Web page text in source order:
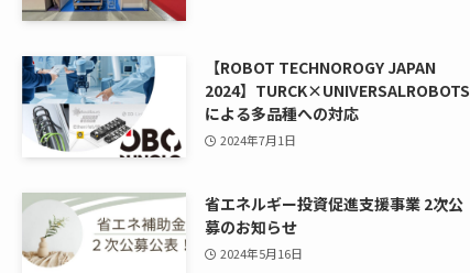
【ROBOT TECHNOROGY JAPAN
2024】TURCK×UNIVERSALROBOTS
による多品種への対応
2024年7月1日
省エネルギー投資促進支援事業 2次公
募のお知らせ
2024年5月16日